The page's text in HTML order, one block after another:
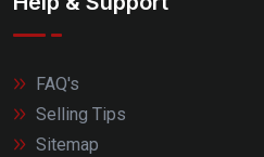
FAQ's
Selling Tips
Sitemap